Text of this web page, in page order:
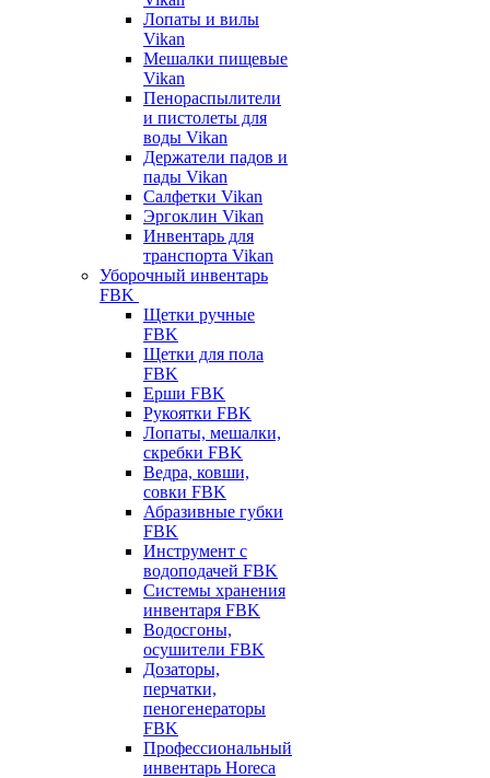
Лопаты и вилы
Vikan
Мешалки пищевые
Vikan
Пенораспылители
и пистолеты для
воды Vikan
Держатели падов и
пады Vikan
Салфетки Vikan
Эргоклин Vikan
Инвентарь для
транспорта Vikan
Уборочный инвентарь
FBK
Щетки ручные
FBK
Щетки для пола
FBK
Ерши FBK
Рукоятки FBK
Лопаты, мешалки,
скребки FBK
Ведра, ковши,
совки FBK
Абразивные губки
FBK
Инструмент с
водоподачей FBK
Системы хранения
инвентаря FBK
Водосгоны,
осушители FBK
Дозаторы,
перчатки,
пеногенераторы
FBK
Профессиональный
инвентарь Horeca